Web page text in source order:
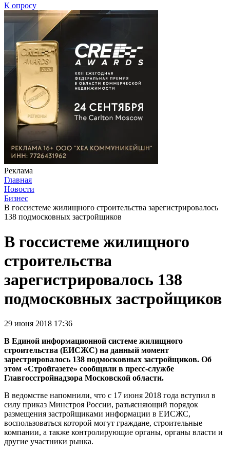
К опросу
Реклама
Главная
Новости
Бизнес
В госсистеме жилищного строительства зарегистрировалось
138 подмосковных застройщиков
В госсистеме жилищного
строительства
зарегистрировалось 138
подмосковных застройщиков
29 июня 2018 17:36
В Единой информационной системе жилищного
строительства (ЕИСЖС) на данный момент
зарестрировалось 138 подмосковных застройщиков. Об
этом «Стройгазете» сообщили в пресс-службе
Главгосстройнадзора Московской области.
В ведомстве напомнили, что с 17 июня 2018 года вступил в
силу приказ Минстроя России, разъясняющий порядок
размещения застройщиками информации в ЕИСЖС,
воспользоваться которой могут граждане, строительные
компании, а также контролирующие органы, органы власти и
другие участники рынка.